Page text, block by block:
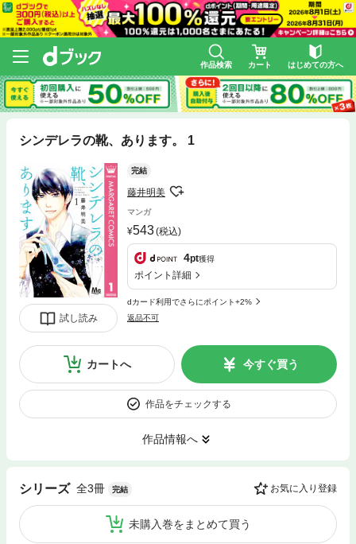
作品検索 カート はじめての方へ
シンデレラの靴、あります。 1
試し読み
完結
藤井明美
マンガ
543(税込)
4pt獲得
ポイント詳細
dカード利用でさらにポイント+2%
返品不可
カートへ 今すぐ買う
作品をチェックする
作品情報へ
シリーズ 全3冊 完結 お気に入り登録
未購入巻をまとめて買う